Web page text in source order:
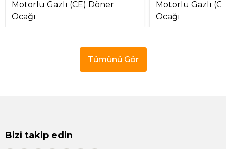
Motorlu Gazlı (CE) Döner
Ocağı
Motorlu Gazlı
Ocağı
Tümünü Gör
Bizi takip edin